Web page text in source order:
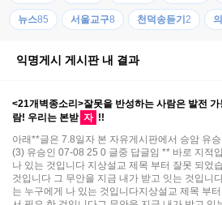
뉴스85 서울교구8 천덕송듣기2
익명게시 게시판 내 결과
<21개벽종소리>잘못을 반성하는 사람은 발전
람! 우리는 본받 자 !!
아래**글은 7.8일자 본 자유게시판에서 승암 유
(3) 유승인 07-08 25 0 글중 답글임 ** 바로 지적
나 있는 것입니다 지상설교 제목 부터 잘못 되었
것입니다 그 무안을 지금 내가 받고 잇는 것입니
는 누구에게 나 있는 것입니다지상설교 제목 부